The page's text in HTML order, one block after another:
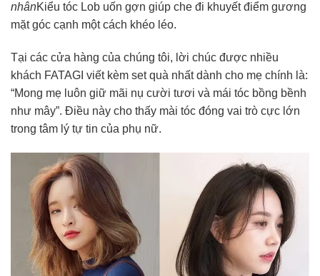
nhânKiểu tóc Lob uốn gợn giúp che đi khuyết điểm gương
mặt góc cạnh một cách khéo léo.
Tại các cửa hàng của chúng tôi, lời chúc được nhiều
khách FATAGI viết kèm set quà nhất dành cho mẹ chính là:
“Mong mẹ luôn giữ mãi nụ cười tươi và mái tóc bồng bềnh
như mây”. Điều này cho thấy mài tóc đóng vai trò cực lớn
trong tâm lý tự tin của phụ nữ.